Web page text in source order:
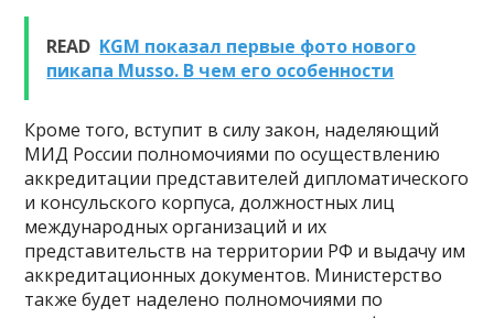
READ KGM показал первые фото нового
пикапа Musso. В чем его особенности
Кроме того, вступит в силу закон, наделяющий
МИД России полномочиями по осуществлению
аккредитации представителей дипломатического
и консульского корпуса, должностных лиц
международных организаций и их
представительств на территории РФ и выдачу им
аккредитационных документов. Министерство
также будет наделено полномочиями по